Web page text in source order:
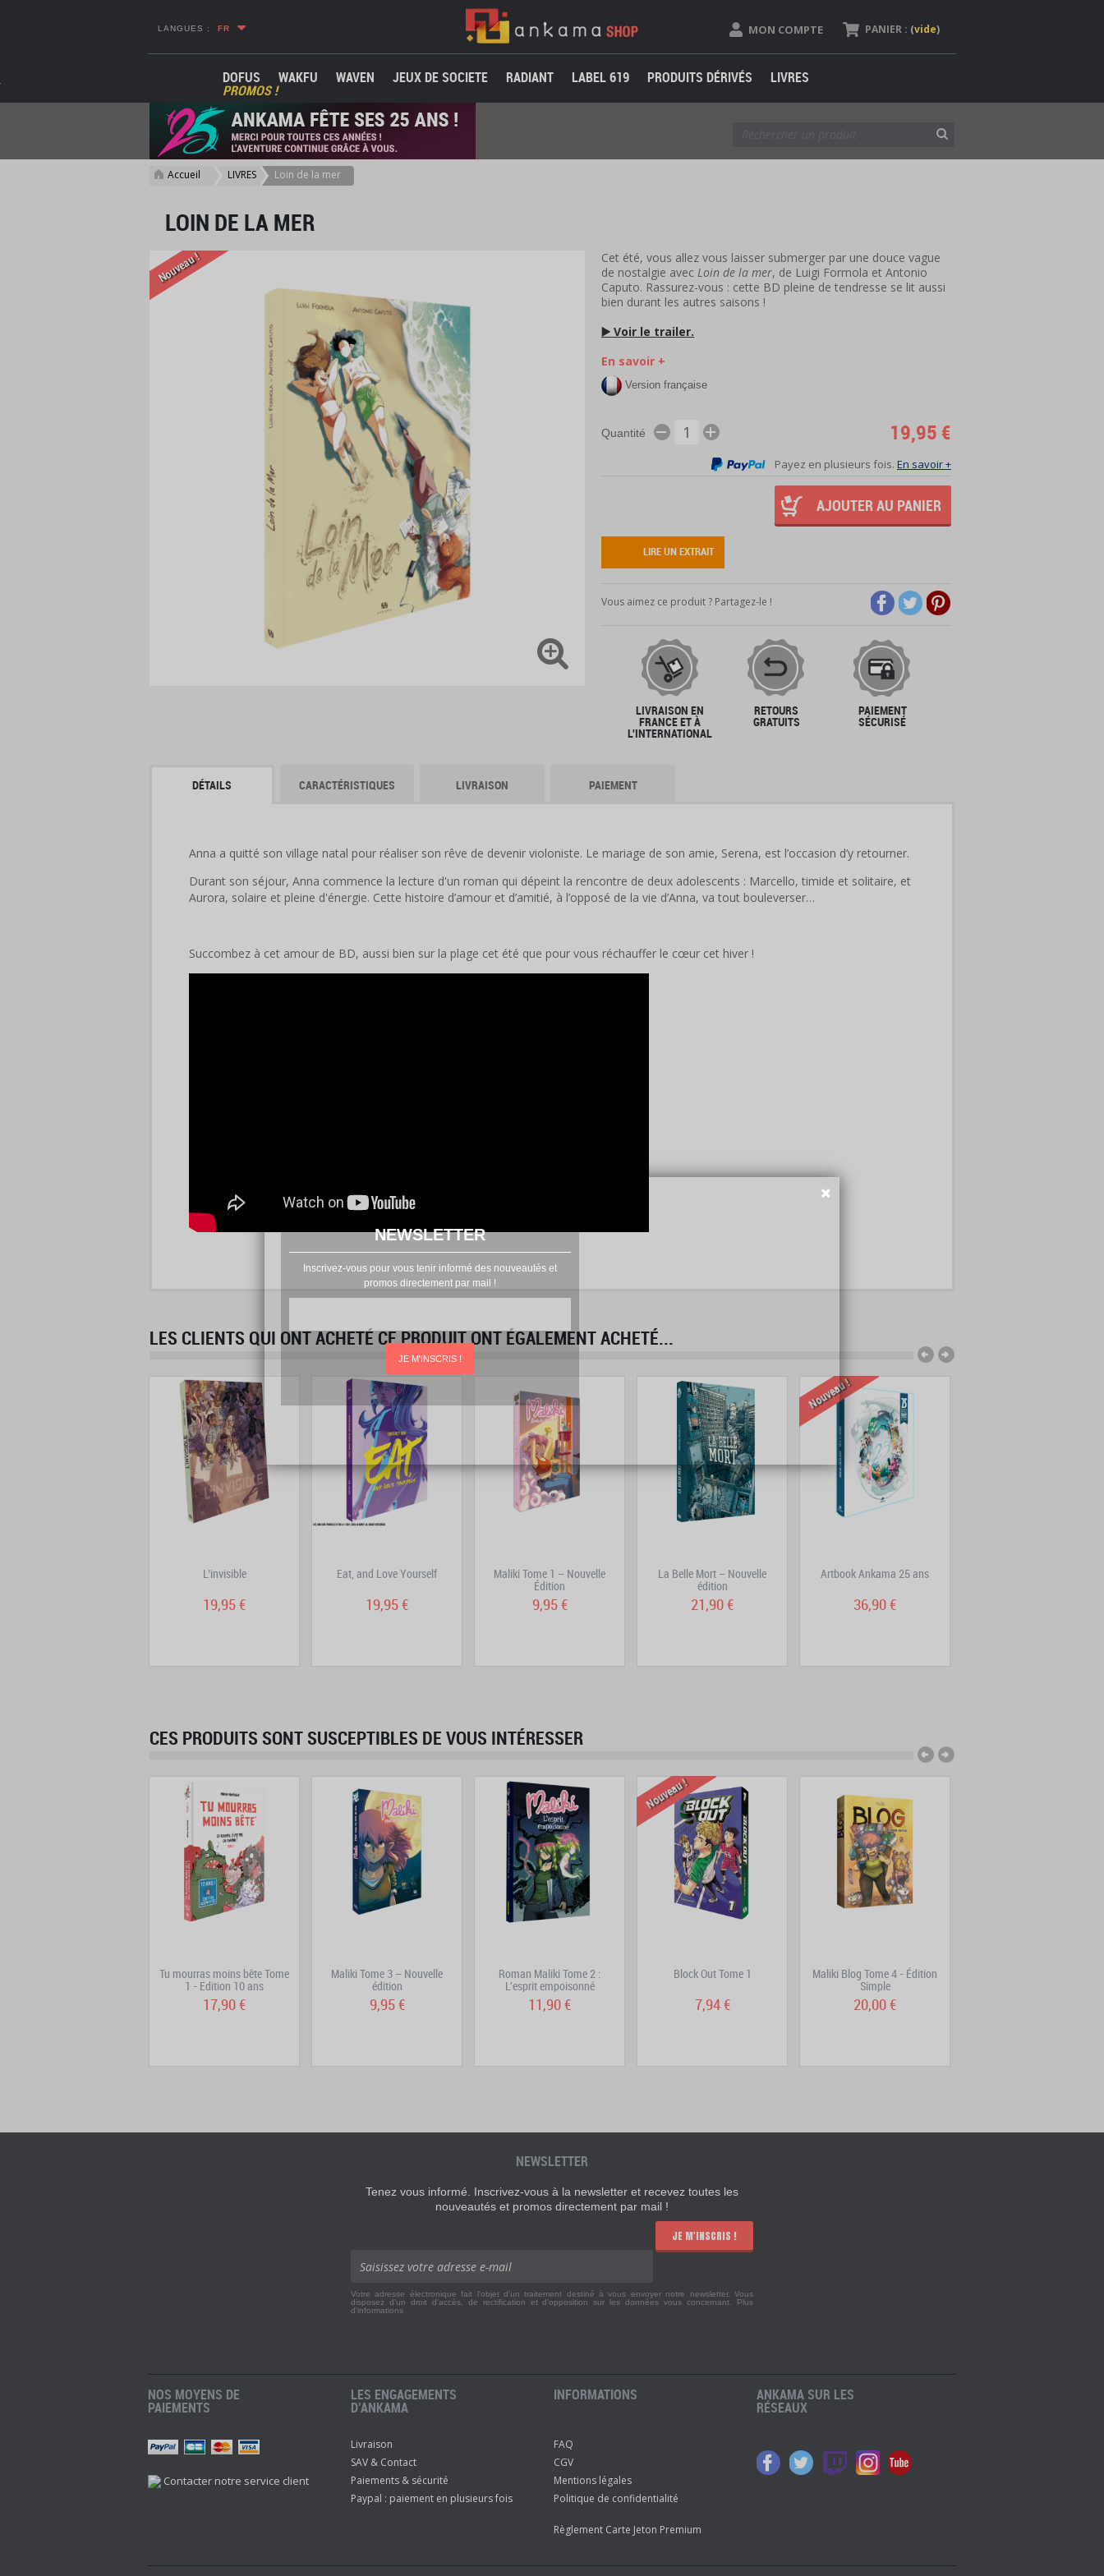
NEWSLETTER
Inscrivez-vous pour vous tenir informé des nouveautés et
promos directement par mail !
JE M'INSCRIS !
LANGUES : FR PANIER : (vide)
MON COMPTE
DOFUS WAKFU WAVEN JEUX DE SOCIETE RADIANT LABEL 619 PRODUITS DÉRIVÉS LIVRES
PROMOS !
Accueil LIVRES
> Loin de la mer
LOIN DE LA MER
Nouveau !
Cet été, vous allez vous laisser submerger par une douce vague
de nostalgie avec Loin de la mer, de Luigi Formola et Antonio
Caputo. Rassurez-vous : cette BD pleine de tendresse se lit aussi
bien durant les autres saisons !
▶️ Voir le trailer.
En savoir +
Version française
Quantité 19,95 €
Payez en plusieurs fois. En savoir +
AJOUTER AU PANIER
LIRE UN EXTRAIT
Vous aimez ce produit ? Partagez-le !
LIVRAISON EN
FRANCE ET À
L'INTERNATIONAL
RETOURS
GRATUITS
PAIEMENT
SÉCURISÉ
DÉTAILS CARACTÉRISTIQUES LIVRAISON PAIEMENT
Anna a quitté son village natal pour réaliser son rêve de devenir violoniste. Le mariage de son amie, Serena, est l’occasion d’y retourner.
Durant son séjour, Anna commence la lecture d'un roman qui dépeint la rencontre de deux adolescents : Marcello, timide et solitaire, et
Aurora, solaire et pleine d'énergie. Cette histoire d’amour et d’amitié, à l’opposé de la vie d’Anna, va tout bouleverser…
Succombez à cet amour de BD, aussi bien sur la plage cet été que pour vous réchauffer le cœur cet hiver !
LES CLIENTS QUI ONT ACHETÉ CE PRODUIT ONT ÉGALEMENT ACHETÉ...
L’invisible
19,95 €
Eat, and Love Yourself
19,95 €
Maliki Tome 1 – Nouvelle
Édition
9,95 €
La Belle Mort – Nouvelle
édition
21,90 €
Nouveau !
Artbook Ankama 25 ans
36,90 €
CES PRODUITS SONT SUSCEPTIBLES DE VOUS INTÉRESSER
Tu mourras moins bête Tome
1 - Edition 10 ans
17,90 €
Maliki Tome 3 – Nouvelle
édition
9,95 €
Roman Maliki Tome 2 :
L'esprit empoisonné
11,90 €
Nouveau !
Block Out Tome 1
7,94 €
Maliki Blog Tome 4 - Édition
Simple
20,00 €
NEWSLETTER
Tenez vous informé. Inscrivez-vous à la newsletter et recevez toutes les
nouveautés et promos directement par mail !
JE M'INSCRIS !
Votre adresse électronique fait l'objet d'un traitement destiné à vous envoyer notre newsletter. Vous
disposez d'un droit d'accès, de rectification et d'opposition sur les données vous concernant.
Plus
d'informations
NOS MOYENS DE
PAIEMENTS
Contacter notre service client
LES ENGAGEMENTS
D’ANKAMA
Livraison
SAV & Contact
Paiements & sécurité
Paypal : paiement en plusieurs fois
INFORMATIONS
FAQ
CGV
Mentions légales
Politique de confidentialité
Règlement Carte Jeton Premium
ANKAMA SUR LES
RÉSEAUX